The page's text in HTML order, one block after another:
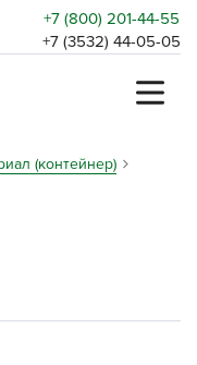
+7 (800) 201-44-55
+7 (3532) 44-05-05
(контейнер)